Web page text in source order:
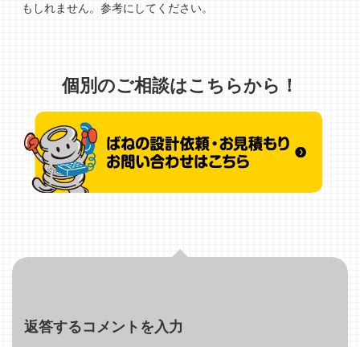
もしれません。参考にしてください。
個別のご相談はこちらから！
返答するコメントを入力